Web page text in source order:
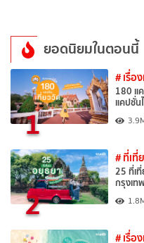
ยอดนิยมในตอนนี้
1
# เรื่อ
180 แ
แคปชั่น
2
# ที่เที่
25 ที่เ
กรุงเท
# เรื่อ